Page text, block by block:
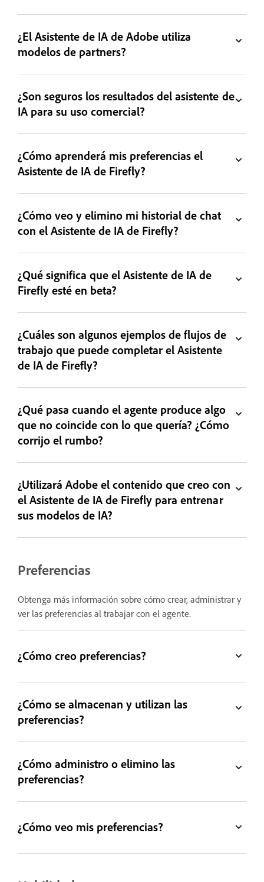
¿El Asistente de IA de Adobe utiliza
modelos de partners?
¿Son seguros los resultados del asistente de
IA para su uso comercial?
¿Cómo aprenderá mis preferencias el
Asistente de IA de Firefly?
¿Cómo veo y elimino mi historial de chat
con el Asistente de IA de Firefly?
¿Qué significa que el Asistente de IA de
Firefly esté en beta?
¿Cuáles son algunos ejemplos de flujos de
trabajo que puede completar el Asistente
de IA de Firefly?
¿Qué pasa cuando el agente produce algo
que no coincide con lo que quería? ¿Cómo
corrijo el rumbo?
¿Utilizará Adobe el contenido que creo con
el Asistente de IA de Firefly para entrenar
sus modelos de IA?
Preferencias
Obtenga más información sobre cómo crear, administrar y
ver las preferencias al trabajar con el agente.
¿Cómo creo preferencias?
¿Cómo se almacenan y utilizan las
preferencias?
¿Cómo administro o elimino las
preferencias?
¿Cómo veo mis preferencias?